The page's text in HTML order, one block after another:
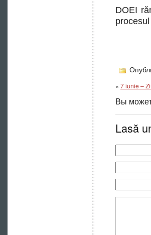
DOEI
« 7 iunie –
Вы
Lasă